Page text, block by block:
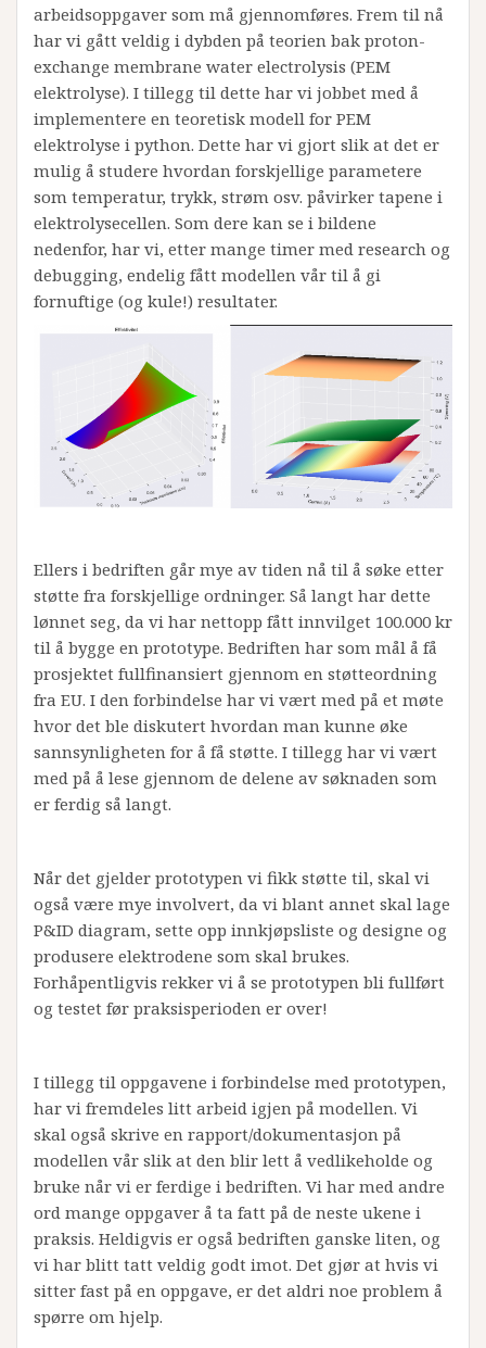
arbeidsoppgaver som må gjennomføres. Frem til nå
har vi gått veldig i dybden på teorien bak proton-
exchange membrane water electrolysis (PEM
elektrolyse). I tillegg til dette har vi jobbet med å
implementere en teoretisk modell for PEM
elektrolyse i python. Dette har vi gjort slik at det er
mulig å studere hvordan forskjellige parametere
som temperatur, trykk, strøm osv. påvirker tapene i
elektrolysecellen. Som dere kan se i bildene
nedenfor, har vi, etter mange timer med research og
debugging, endelig fått modellen vår til å gi
fornuftige (og kule!) resultater.
Ellers i bedriften går mye av tiden nå til å søke etter
støtte fra forskjellige ordninger. Så langt har dette
lønnet seg, da vi har nettopp fått innvilget 100.000 kr
til å bygge en prototype. Bedriften har som mål å få
prosjektet fullfinansiert gjennom en støtteordning
fra EU. I den forbindelse har vi vært med på et møte
hvor det ble diskutert hvordan man kunne øke
sannsynligheten for å få støtte. I tillegg har vi vært
med på å lese gjennom de delene av søknaden som
er ferdig så langt.
Når det gjelder prototypen vi fikk støtte til, skal vi
også være mye involvert, da vi blant annet skal lage
P&ID diagram, sette opp innkjøpsliste og designe og
produsere elektrodene som skal brukes.
Forhåpentligvis rekker vi å se prototypen bli fullført
og testet før praksisperioden er over!
I tillegg til oppgavene i forbindelse med prototypen,
har vi fremdeles litt arbeid igjen på modellen. Vi
skal også skrive en rapport/dokumentasjon på
modellen vår slik at den blir lett å vedlikeholde og
bruke når vi er ferdige i bedriften. Vi har med andre
ord mange oppgaver å ta fatt på de neste ukene i
praksis. Heldigvis er også bedriften ganske liten, og
vi har blitt tatt veldig godt imot. Det gjør at hvis vi
sitter fast på en oppgave, er det aldri noe problem å
spørre om hjelp.